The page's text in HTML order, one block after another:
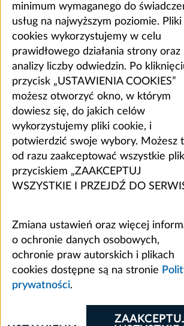
minimum wymaganego do
usług na najwyższym poziomie. Pliki
cookies wykorzystujemy w celu
prawidłowego działania strony oraz
analizy liczby odwiedzin. Po
przycisk „USTAWIENIA COOKIES”
możesz otworzyć okno, w którym
dowiesz się, do jakich celów
wykorzystujemy pliki cookie, i
potwierdzić swoje wybory. Możesz
od razu zaakceptować wszystkie
przyciskiem „ZAAKCEPTUJ
WSZYSTKIE I PRZEJDŹ DO
Zmiana ustawień oraz więcej
o ochronie danych osobowych,
ochronie praw autorskich i plikach
cookies dostępne są na stronie
prywatności.